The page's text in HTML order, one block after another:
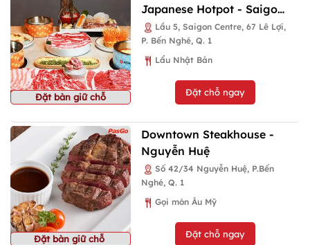
Đặt bàn giữ chỗ
Japanese Hotpot - Saigon
Centre
Lầu 5, Saigon Centre, 67 Lê Lợi,
P. Bến Nghé, Q. 1
Lẩu Nhật Bản
Đặt chỗ ngay
Đặt bàn giữ chỗ
Downtown Steakhouse -
Nguyễn Huệ
Số 42/34 Nguyễn Huệ, P.Bến
Nghé, Q. 1
Gọi món Âu Mỹ
Đặt chỗ ngay